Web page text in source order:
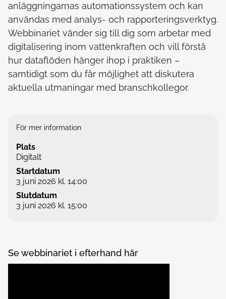
anläggningarnas automationssystem och kan
användas med analys- och rapporteringsverktyg.
Webbinariet vänder sig till dig som arbetar med
digitalisering inom vattenkraften och vill förstå
hur dataflöden hänger ihop i praktiken –
samtidigt som du får möjlighet att diskutera
aktuella utmaningar med branschkollegor.
För mer information
Plats
Digitalt
Startdatum
3 juni 2026 kl. 14:00
Slutdatum
3 juni 2026 kl. 15:00
Se webbinariet i efterhand här